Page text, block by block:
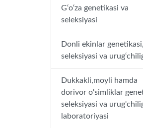
G‘o‘za genetikasi va
seleksiyasi
Donli ekinlar genetikasi,
seleksiyasi va
Dukkakli,moyli hamda
dorivor o'simliklar
seleksiyasi va
laboratoriyasi